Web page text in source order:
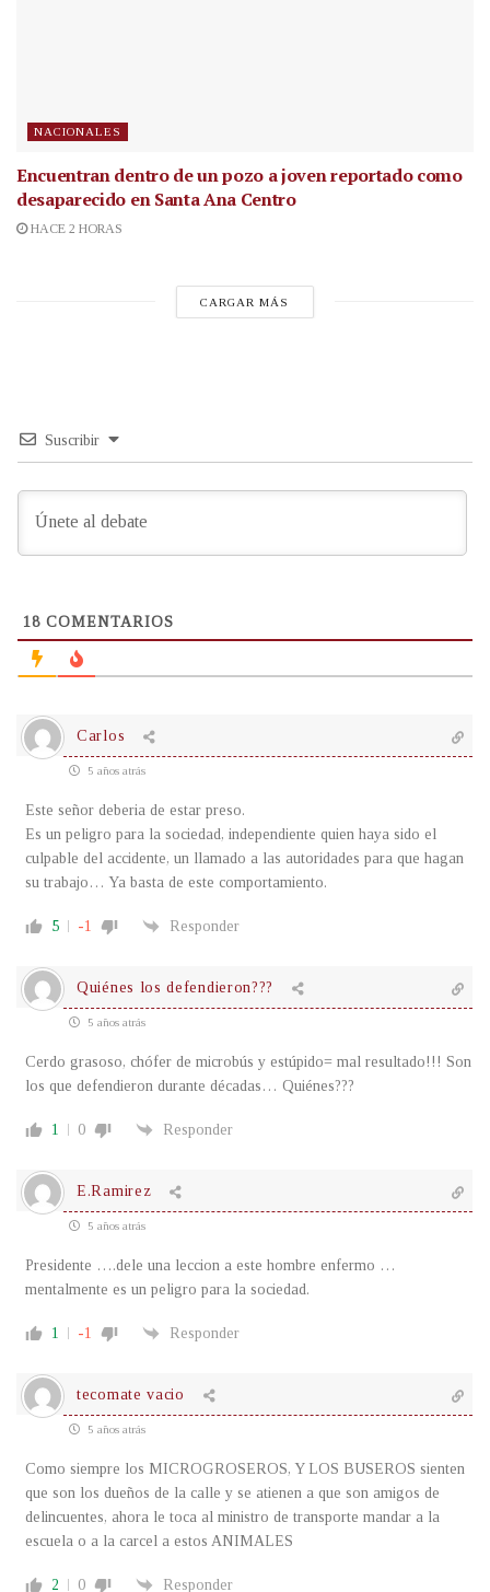
NACIONALES
Encuentran dentro de un pozo a joven reportado como
desaparecido en Santa Ana Centro
HACE 2 HORAS
CARGAR MÁS
Suscribir
18 COMENTARIOS
Carlos
5 años atrás
Este señor deberia de estar preso.
Es un peligro para la sociedad, independiente quien haya sido el
culpable del accidente, un llamado a las autoridades para que hagan
su trabajo… Ya basta de este comportamiento.
5 -1 Responder
Quiénes los defendieron???
5 años atrás
Cerdo grasoso, chófer de microbús y estúpido= mal resultado!!! Son
los que defendieron durante décadas… Quiénes???
1 0 Responder
E.Ramirez
5 años atrás
Presidente ….dele una leccion a este hombre enfermo …
mentalmente es un peligro para la sociedad.
1 -1 Responder
tecomate vacio
5 años atrás
Como siempre los MICROGROSEROS, Y LOS BUSEROS sienten
que son los dueños de la calle y se atienen a que son amigos de
delincuentes, ahora le toca al ministro de transporte mandar a la
escuela o a la carcel a estos ANIMALES
2 0 Responder